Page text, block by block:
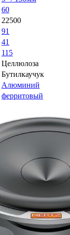
60
22500
91
41
115
Целлюлоза
Бутилкаучук
Алюминий
ферритовый